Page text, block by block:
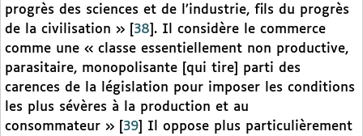
progrès des sciences et de l’industrie, fils du progrès
de la civilisation »
38 . Il considère le commerce
comme une « classe essentiellement non productive,
parasitaire, monopolisante [qui tire] parti des
carences de la législation pour imposer les conditions
les plus sévères à la production et au
consommateur »
39
Il oppose plus particulièrement